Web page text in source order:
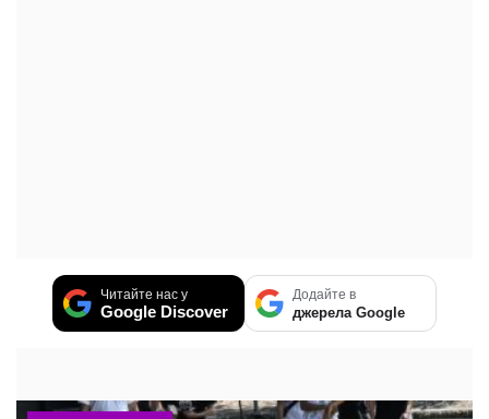
Читайте нас у
Google Discover
Додайте в
джерела Google